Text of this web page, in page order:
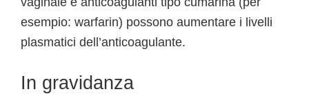
esempio: warfarin) possono aumentare i livelli
plasmatici dell’anticoagulante.
In gravidanza